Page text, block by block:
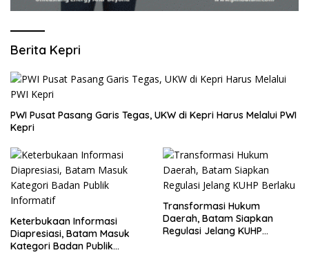
Berita Kepri
PWI Pusat Pasang Garis Tegas, UKW di Kepri Harus Melalui PWI
Kepri
Keterbukaan Informasi
Diapresiasi, Batam Masuk
Kategori Badan Publik
Transformasi Hukum
Daerah, Batam Siapkan
Regulasi Jelang KUHP